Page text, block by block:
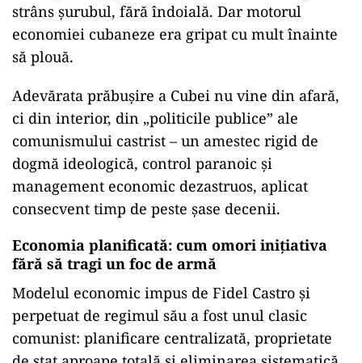
strâns șurubul, fără îndoială. Dar motorul
economiei cubaneze era gripat cu mult înainte
să plouă.
Adevărata prăbușire a Cubei nu vine din afară,
ci din interior, din „politicile publice” ale
comunismului castrist – un amestec rigid de
dogmă ideologică, control paranoic și
management economic dezastruos, aplicat
consecvent timp de peste șase decenii.
Economia planificată: cum omori inițiativa
fără să tragi un foc de armă
Modelul economic impus de Fidel Castro și
perpetuat de regimul său a fost unul clasic
comunist: planificare centralizată, proprietate